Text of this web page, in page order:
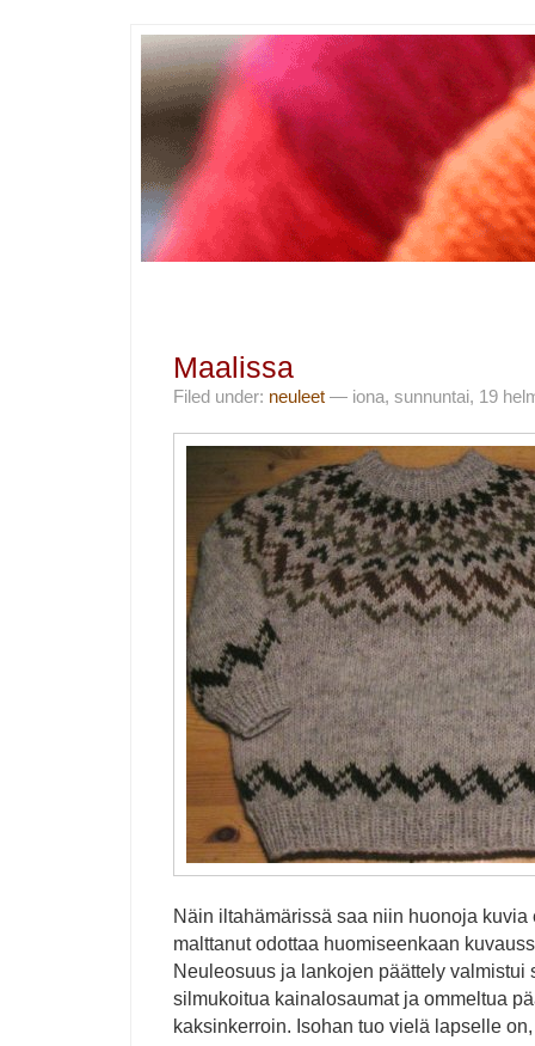
Maalissa
Filed under: neuleet — iona, sunnuntai, 19
Näin iltahämärissä saa niin huonoja kuvia
malttanut odottaa huomiseenkaan
Neuleosuus ja lankojen päättely valmistui
silmukoitua kainalosaumat ja ommeltua
kaksinkerroin. Isohan tuo vielä lapselle